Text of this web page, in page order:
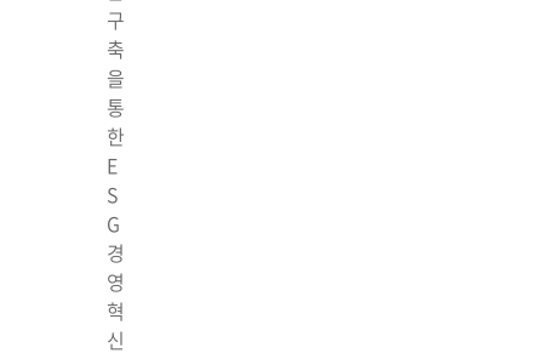
구
축
을
통
한
E
S
G
경
영
혁
신